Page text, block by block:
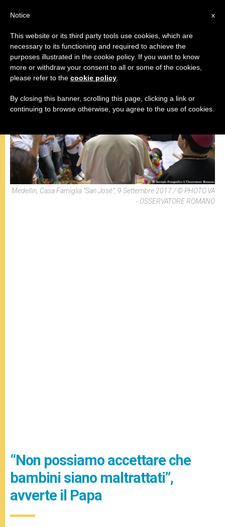
VIAGGI
Medellin, Casa Famiglia “San José”, 9 Settembre 2017 / © PHOTO.VA
- OSSERVATORE ROMANO
“Non possiamo accettare che
bambini siano maltrattati”,
avverte il Papa
x
Notice
This website or its third party tools use cookies, which are
necessary to its functioning and required to achieve the
purposes illustrated in the cookie policy. If you want to know
more or withdraw your consent to all or some of the cookies,
please refer to the cookie policy
By closing this banner, scrolling this page, clicking a link or
continuing to browse otherwise, you agree to the use of cookies.